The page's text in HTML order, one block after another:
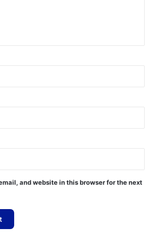
and website in this browser for the next